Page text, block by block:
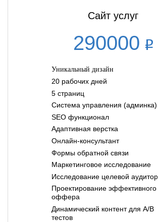
Сайт услуг
290000
Уникальный дизайн
20 рабочих дней
5 страниц
Система управления (админка)
SEO функционал
Адаптивная верстка
Онлайн-консультант
Формы обратной связи
Маркетинговое исследование
Исследование целевой
Проектирование эффективного
оффера
Динамический контент для A/B
тестов